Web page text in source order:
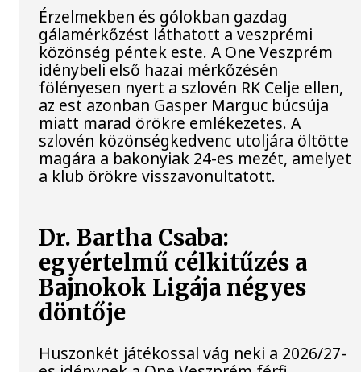
Érzelmekben és gólokban gazdag
gálamérkőzést láthatott a veszprémi
közönség péntek este. A One Veszprém
idénybeli első hazai mérkőzésén
fölényesen nyert a szlovén RK Celje ellen,
az est azonban Gasper Marguc búcsúja
miatt marad örökre emlékezetes. A
szlovén közönségkedvenc utoljára öltötte
magára a bakonyiak 24-es mezét, amelyet
a klub örökre visszavonultatott.
Dr. Bartha Csaba:
egyértelmű célkitűzés a
Bajnokok Ligája négyes
döntője
Huszonkét játékossal vág neki a 2026/27-